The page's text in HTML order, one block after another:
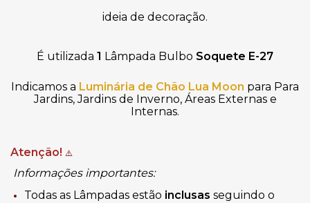
ideia de decoração.
É utilizada 1 Lâmpada Bulbo Soquete E-27
Indicamos a Luminária de Chão Lua Moon para Para
Jardins, Jardins de Inverno, Áreas Externas e
Internas.
Atenção! ⚠️
Informações importantes:
Todas as Lâmpadas estão inclusas seguindo o